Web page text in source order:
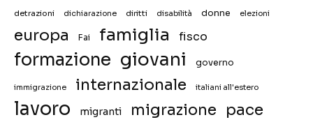
detrazioni dichiarazione diritti disabilità donne elezioni
europa Fai famiglia fisco
formazione giovani governo
immigrazione internazionale italiani all'estero
lavoro migranti migrazione pace